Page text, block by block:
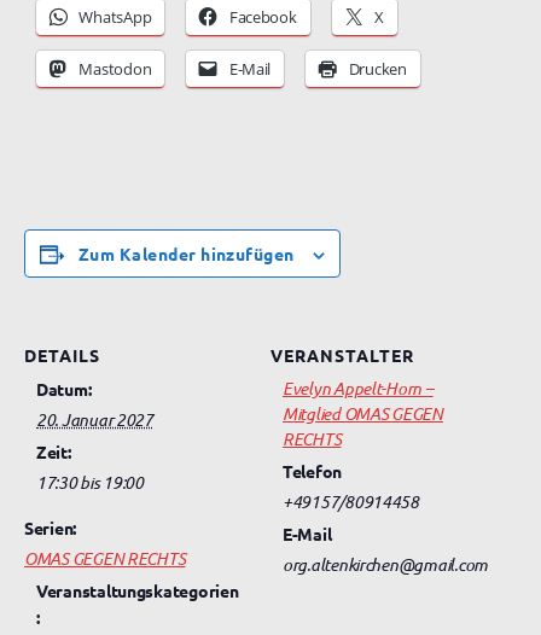
WhatsApp Facebook X
Mastodon E-Mail Drucken
Zum Kalender hinzufügen
DETAILS
Datum:
20. Januar 2027
Zeit:
17:30 bis 19:00
Serien:
OMAS GEGEN RECHTS
Veranstaltungskategorien
:
VERANSTALTER
Evelyn Appelt-Horn –
Mitglied OMAS GEGEN
RECHTS
Telefon
+49157/80914458
E-Mail
org.altenkirchen@gmail.com